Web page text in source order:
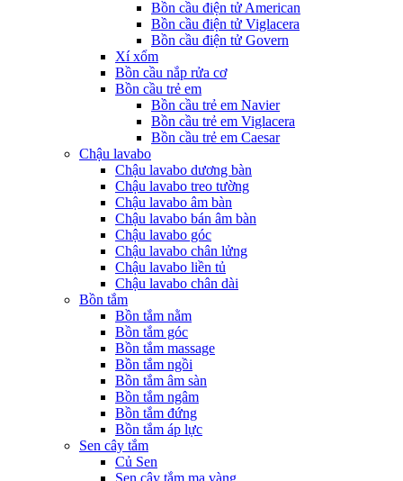
Bồn cầu điện tử American
Bồn cầu điện tử Viglacera
Bồn cầu điện tử Govern
Xí xổm
Bồn cầu nắp rửa cơ
Bồn cầu trẻ em
Bồn cầu trẻ em Navier
Bồn cầu trẻ em Viglacera
Bồn cầu trẻ em Caesar
Chậu lavabo
Chậu lavabo dương bàn
Chậu lavabo treo tường
Chậu lavabo âm bàn
Chậu lavabo bán âm bàn
Chậu lavabo góc
Chậu lavabo chân lửng
Chậu lavabo liền tủ
Chậu lavabo chân dài
Bồn tắm
Bồn tắm nằm
Bồn tắm góc
Bồn tắm massage
Bồn tắm ngồi
Bồn tắm âm sàn
Bồn tắm ngâm
Bồn tắm đứng
Bồn tắm áp lực
Sen cây tắm
Củ Sen
Sen cây tắm mạ vàng